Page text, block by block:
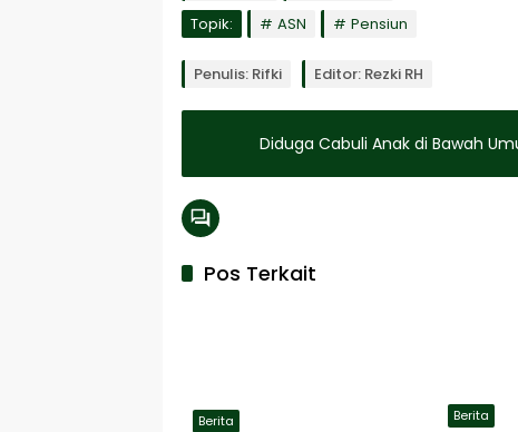
Topik:
ASN Pensiun
Penulis: Rifki Editor: Rezki RH
Diduga Cabuli Anak di Bawah
Pos Terkait
Berita Berita